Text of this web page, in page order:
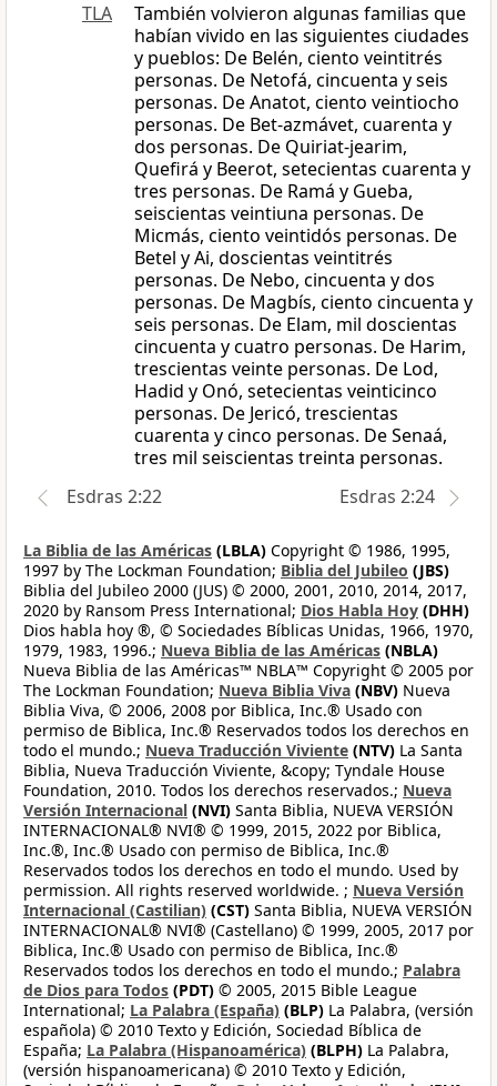
TLA
También volvieron algunas familias que
habían vivido en las siguientes ciudades
y pueblos: De Belén, ciento veintitrés
personas. De Netofá, cincuenta y seis
personas. De Anatot, ciento veintiocho
personas. De Bet-azmávet, cuarenta y
dos personas. De Quiriat-jearim,
Quefirá y Beerot, setecientas cuarenta y
tres personas. De Ramá y Gueba,
seiscientas veintiuna personas. De
Micmás, ciento veintidós personas. De
Betel y Ai, doscientas veintitrés
personas. De Nebo, cincuenta y dos
personas. De Magbís, ciento cincuenta y
seis personas. De Elam, mil doscientas
cincuenta y cuatro personas. De Harim,
trescientas veinte personas. De Lod,
Hadid y Onó, setecientas veinticinco
personas. De Jericó, trescientas
cuarenta y cinco personas. De Senaá,
tres mil seiscientas treinta personas.
Esdras 2:22
Esdras 2:24
La Biblia de las Américas (LBLA) Copyright © 1986, 1995,
1997 by The Lockman Foundation; Biblia del Jubileo (JBS)
Biblia del Jubileo 2000 (JUS) © 2000, 2001, 2010, 2014, 2017,
2020 by Ransom Press International; Dios Habla Hoy (DHH)
Dios habla hoy ®, © Sociedades Bíblicas Unidas, 1966, 1970,
1979, 1983, 1996.; Nueva Biblia de las Américas (NBLA)
Nueva Biblia de las Américas™ NBLA™ Copyright © 2005 por
The Lockman Foundation; Nueva Biblia Viva (NBV) Nueva
Biblia Viva, © 2006, 2008 por Biblica, Inc.® Usado con
permiso de Biblica, Inc.® Reservados todos los derechos en
todo el mundo.; Nueva Traducción Viviente (NTV) La Santa
Biblia, Nueva Traducción Viviente, &copy; Tyndale House
Foundation, 2010. Todos los derechos reservados.; Nueva
Versión Internacional (NVI) Santa Biblia, NUEVA VERSIÓN
INTERNACIONAL® NVI® © 1999, 2015, 2022 por Biblica,
Inc.®, Inc.® Usado con permiso de Biblica, Inc.®
Reservados todos los derechos en todo el mundo. Used by
permission. All rights reserved worldwide. ; Nueva Versión
Internacional (Castilian) (CST) Santa Biblia, NUEVA VERSIÓN
INTERNACIONAL® NVI® (Castellano) © 1999, 2005, 2017 por
Biblica, Inc.® Usado con permiso de Biblica, Inc.®
Reservados todos los derechos en todo el mundo.; Palabra
de Dios para Todos (PDT) © 2005, 2015 Bible League
International; La Palabra (España) (BLP) La Palabra, (versión
española) © 2010 Texto y Edición, Sociedad Bíblica de
España; La Palabra (Hispanoamérica) (BLPH) La Palabra,
(versión hispanoamericana) © 2010 Texto y Edición,